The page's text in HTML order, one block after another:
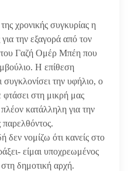
χρονικής συγκυρίας η
την εξαγορά από τον
Γαζή Ομέρ Μπέη που
Η επίθεση
την υφήλιο, ο
στη μικρή μας
κατάλληλη για την
δεν νομίζω ότι κανείς στο
είμαι υποχρεωμένος
δημοτική αρχή.